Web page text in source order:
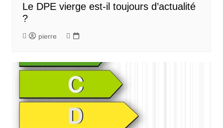
Le DPE vierge est-il toujours d’actualité
?
pierre